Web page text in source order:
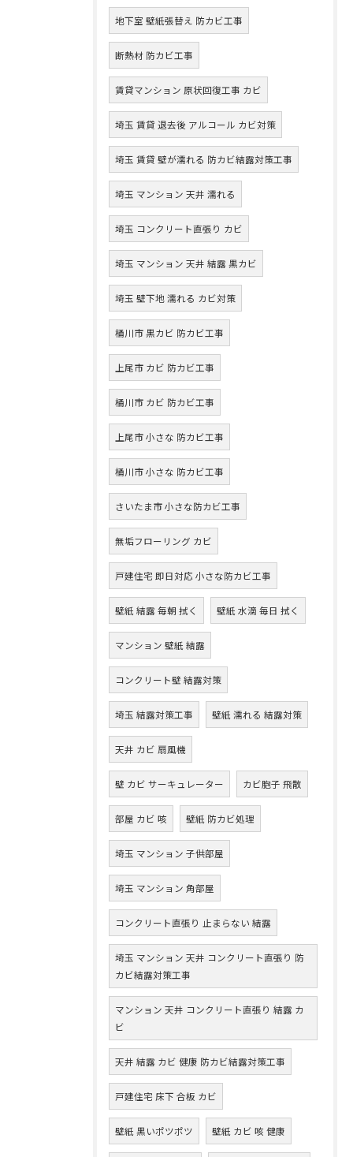
地下室 壁紙張替え 防カビ工事
断熱材 防カビ工事
賃貸マンション 原状回復工事 カビ
埼玉 賃貸 退去後 アルコール カビ対策
埼玉 賃貸 壁が濡れる 防カビ結露対策工事
埼玉 マンション 天井 濡れる
埼玉 コンクリート直張り カビ
埼玉 マンション 天井 結露 黒カビ
埼玉 壁下地 濡れる カビ対策
桶川市 黒カビ 防カビ工事
上尾市 カビ 防カビ工事
桶川市 カビ 防カビ工事
上尾市 小さな 防カビ工事
桶川市 小さな 防カビ工事
さいたま市 小さな防カビ工事
無垢フローリング カビ
戸建住宅 即日対応 小さな防カビ工事
壁紙 結露 毎朝 拭く 壁紙 水滴 毎日 拭く
マンション 壁紙 結露
コンクリート壁 結露対策
埼玉 結露対策工事 壁紙 濡れる 結露対策
天井 カビ 扇風機
壁 カビ サーキュレーター カビ胞子 飛散
部屋 カビ 咳 壁紙 防カビ処理
埼玉 マンション 子供部屋
埼玉 マンション 角部屋
コンクリート直張り 止まらない 結露
埼玉 マンション 天井 コンクリート直張り 防
カビ結露対策工事
マンション 天井 コンクリート直張り 結露 カ
ビ
天井 結露 カビ 健康 防カビ結露対策工事
戸建住宅 床下 合板 カビ
壁紙 黒いポツポツ 壁紙 カビ 咳 健康